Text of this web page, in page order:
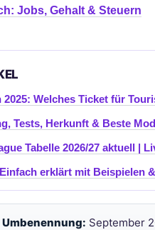
Jobs, Gehalt & Steuern
2025: Welches Ticket für
Tests, Herkunft & Beste
Tabelle 2026/27 aktuell |
erklärt mit Beispielen
Umbenennung: September